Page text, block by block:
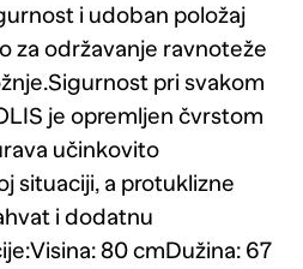
i udoban položaj
za održavanje ravnoteže
pri svakom
je opremljen čvrstom
učinkovito
situaciji, a protuklizne
i dodatnu
80 cmDužina: 67